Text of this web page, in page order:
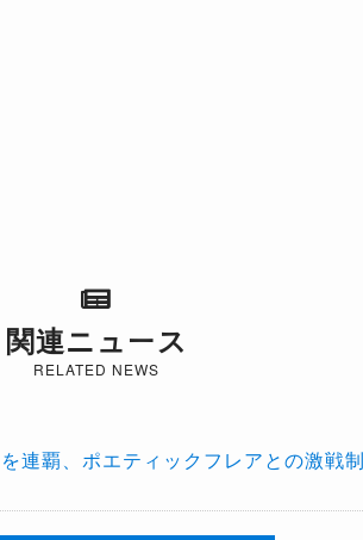
関連ニュース
RELATED NEWS
連覇、ポエティックフレアとの激戦